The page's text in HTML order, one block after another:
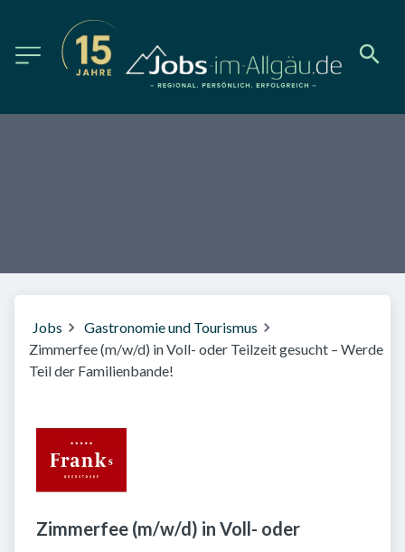
Jobs
Gastronomie und Tourismus
Zimmerfee (m/w/d) in Voll- oder Teilzeit gesucht – Werde
Teil der Familienbande!
Zimmerfee (m/w/d) in Voll- oder